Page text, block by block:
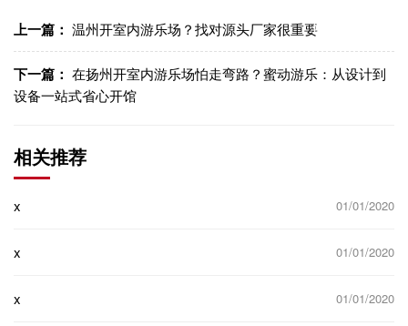
接
上一篇： 温州开室内游乐场？找对源头厂家很重要
下一篇： 在扬州开室内游乐场怕走弯路？蜜动游乐：从设计到
设备一站式省心开馆
相关推荐
x 01/01/2020
x 01/01/2020
x 01/01/2020